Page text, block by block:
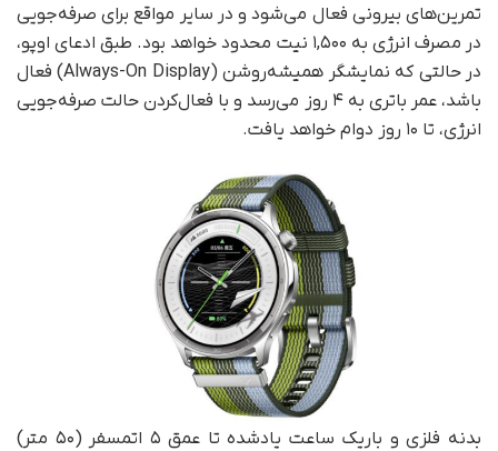
تمرین‌های بیرونی فعال می‌شود و در سایر مواقع برای صرفه‌جویی
در مصرف انرژی به ۱,۵۰۰ نیت محدود خواهد بود. طبق ادعای اوپو،
در حالتی که نمایشگر همیشه‌روشن (Always-On Display) فعال
باشد، عمر باتری به ۴ روز می‌رسد و با فعال‌کردن حالت صرفه‌جویی
انرژی، تا ۱۰ روز دوام خواهد یافت.
بدنه فلزی و باریک ساعت یادشده تا عمق ۵ اتمسفر (۵۰ متر)